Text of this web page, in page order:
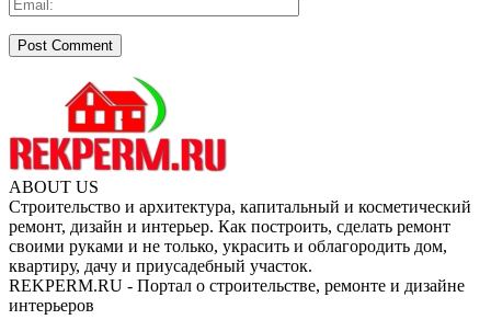
ABOUT US
Строительство и архитектура, капитальный и косметический
ремонт, дизайн и интерьер. Как построить, сделать ремонт
своими руками и не только, украсить и облагородить дом,
квартиру, дачу и приусадебный участок.
REKPERM.RU - Портал о строительстве, ремонте и дизайне
интерьеров